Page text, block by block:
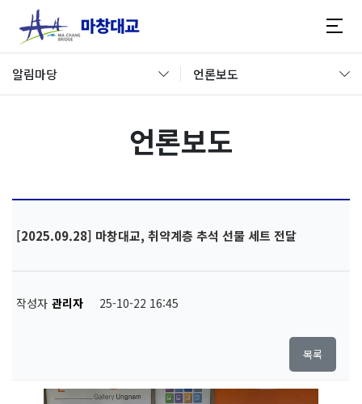
알림마당 언론보도
언론보도
[2025.09.28] 마창대교, 취약계층 추석 선물 세트 전달
작성자 관리자 25-10-22 16:45
목록